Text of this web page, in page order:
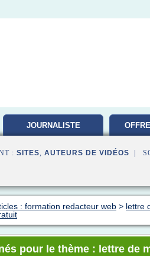
JOURNALISTE
: SITES, AUTEURS DE VIDÉOS |
: formation redacteur web > lettre
pour le thème : lettre de